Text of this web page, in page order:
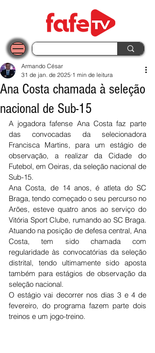
Ana Costa chamada à seleção
nacional de Sub-15
Armando César
31 de jan. de 2025 1 min de leitura
A jogadora fafense Ana Costa faz parte
das convocadas da selecionadora
Francisca Martins, para um estágio de
observação, a realizar da Cidade do
Futebol, em Oeiras, da seleção nacional de
Sub-15.
Ana Costa, de 14 anos, é atleta do SC
Braga, tendo começado o seu percurso no
Arões, esteve quatro anos ao serviço do
Vitória Sport Clube, rumando ao SC Braga.
Atuando na posição de defesa central, Ana
Costa, tem sido chamada com
regularidade às convocatórias da seleção
distrital, tendo ultimamente sido aposta
também para estágios de observação da
seleção nacional.
O estágio vai decorrer nos dias 3 e 4 de
fevereiro, do programa fazem parte dois
treinos e um jogo-treino.